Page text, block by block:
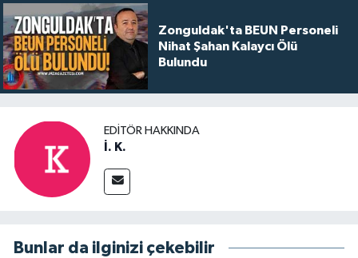
Zonguldak'ta BEUN Personeli
Nihat Şahan Kalaycı Ölü
Bulundu
EDITÖR HAKKINDA
İ. K.
Bunlar da ilginizi çekebilir